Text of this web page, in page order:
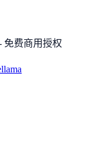
免费商用授权